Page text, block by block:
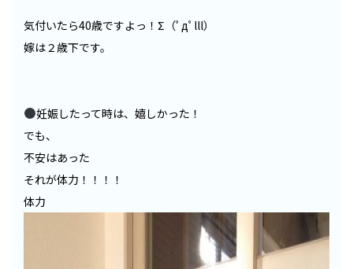
気付いたら40歳ですよっ！Σ（ﾟдﾟlll）
嫁は２歳下です。
妊娠したって時は、嬉しかった！
でも、
不安はあった
それが体力！！！！
体力